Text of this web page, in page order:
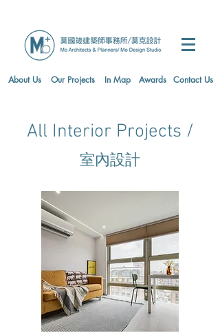
About Us Our Projects In Map Awards Contact Us
All Interior Projects /
​室內設計